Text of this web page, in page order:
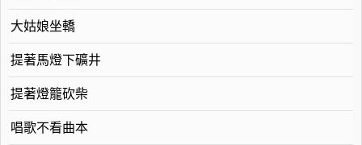
大姑娘坐轎
提著馬燈下礦井
提著燈籠砍柴
唱歌不看曲本